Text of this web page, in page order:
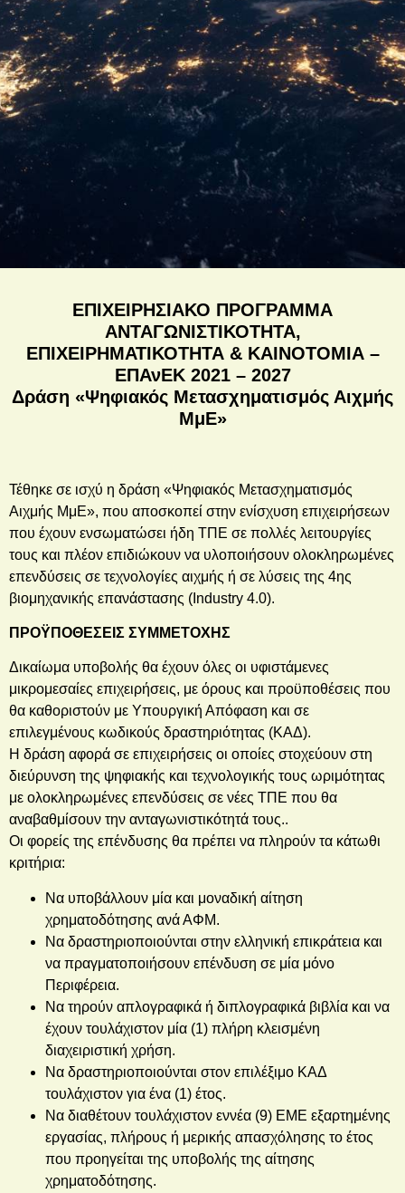
ΕΠΙΧΕΙΡΗΣΙΑΚΟ ΠΡΟΓΡΑΜΜΑ
ΑΝΤΑΓΩΝΙΣΤΙΚΟΤΗΤΑ,
ΕΠΙΧΕΙΡΗΜΑΤΙΚΟΤΗΤΑ & ΚΑΙΝΟΤΟΜΙΑ –
ΕΠΑνΕΚ 2021 – 2027
Δράση «Ψηφιακός Μετασχηματισμός Αιχμής
ΜμΕ»
Τέθηκε σε ισχύ η δράση «Ψηφιακός Μετασχηματισμός
Αιχμής ΜμΕ», που αποσκοπεί στην ενίσχυση επιχειρήσεων
που έχουν ενσωματώσει ήδη ΤΠΕ σε πολλές λειτουργίες
τους και πλέον επιδιώκουν να υλοποιήσουν ολοκληρωμένες
επενδύσεις σε τεχνολογίες αιχμής ή σε λύσεις της 4ης
βιομηχανικής επανάστασης (Industry 4.0).
ΠΡΟΫΠΟΘΕΣΕΙΣ ΣΥΜΜΕΤΟΧΗΣ
Δικαίωμα υποβολής θα έχουν όλες οι υφιστάμενες
μικρομεσαίες επιχειρήσεις, με όρους και προϋποθέσεις που
θα καθοριστούν με Υπουργική Απόφαση και σε
επιλεγμένους κωδικούς δραστηριότητας (ΚΑΔ).
Η δράση αφορά σε επιχειρήσεις οι οποίες στοχεύουν στη
διεύρυνση της ψηφιακής και τεχνολογικής τους ωριμότητας
με ολοκληρωμένες επενδύσεις σε νέες ΤΠΕ που θα
αναβαθμίσουν την ανταγωνιστικότητά τους..
Οι φορείς της επένδυσης θα πρέπει να πληρούν τα κάτωθι
κριτήρια:
Να υποβάλλουν μία και μοναδική αίτηση
χρηματοδότησης ανά ΑΦΜ.
Να δραστηριοποιούνται στην ελληνική επικράτεια και
να πραγματοποιήσουν επένδυση σε μία μόνο
Περιφέρεια.
Nα τηρούν απλογραφικά ή διπλογραφικά βιβλία και να
έχουν τουλάχιστον μία (1) πλήρη κλεισμένη
διαχειριστική χρήση.
Να δραστηριοποιούνται στον επιλέξιμο ΚΑΔ
τουλάχιστον για ένα (1) έτος.
Να διαθέτουν τουλάχιστον εννέα (9) ΕΜΕ εξαρτημένης
εργασίας, πλήρους ή μερικής απασχόλησης το έτος
που προηγείται της υποβολής της αίτησης
χρηματοδότησης.